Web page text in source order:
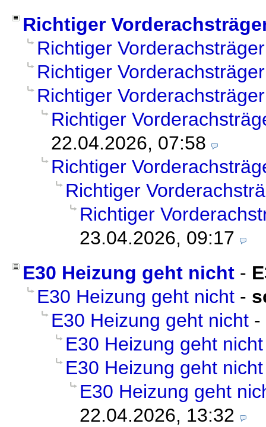
Richtiger
Richtiger Vorderachsträger
Richtiger Vorderachsträger
Richtiger Vorderachsträger
Richtiger
22.04.2026, 07:58
Richtiger
Richtiger
Richtiger
23.04.2026, 09:17
E30 Heizung geht nicht -
E30 Heizung geht nicht -
E30 Heizung geht nicht -
E30 Heizung geht nicht
E30 Heizung geht nicht
E30 Heizung geht
22.04.2026, 13:32